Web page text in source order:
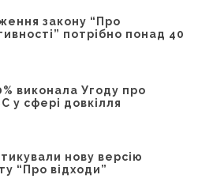
закону “Про
потрібно понад 40
виконала Угоду про
у сфері довкілля
нову версію
“Про відходи”